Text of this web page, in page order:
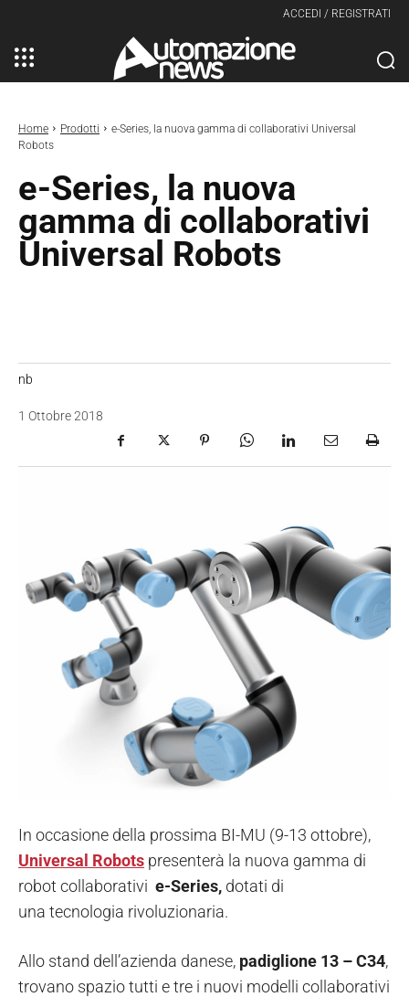
ACCEDI / REGISTRATI
Home Prodotti
e-Series, la nuova gamma di collaborativi Universal
Robots
e-Series, la nuova
gamma di collaborativi
Universal Robots
nb
1 Ottobre 2018
In occasione della prossima BI-MU (9-13 ottobre),
Universal Robots presenterà la nuova gamma di
robot collaborativi e-Series, dotati di
una tecnologia rivoluzionaria.
Allo stand dell’azienda danese, padiglione 13 – C34,
trovano spazio tutti e tre i nuovi modelli collaborativi